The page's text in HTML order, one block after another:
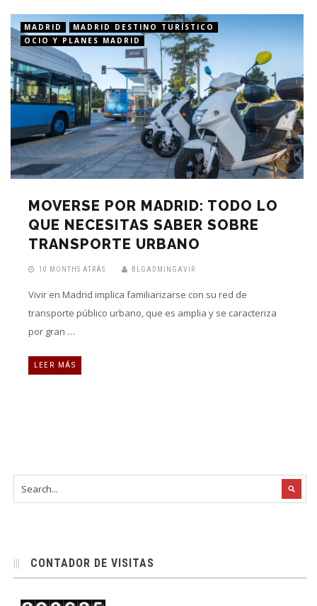
MADRID
MADRID DESTINO TURÍSTICO
OCIO Y PLANES MADRID
MOVERSE POR MADRID: TODO LO
QUE NECESITAS SABER SOBRE
TRANSPORTE URBANO
10 MONTHS ATRÁS BLGADMINGAVIR
Vivir en Madrid implica familiarizarse con su red de
transporte público urbano, que es amplia y se caracteriza
por gran …
LEER MÁS
CONTADOR DE VISITAS